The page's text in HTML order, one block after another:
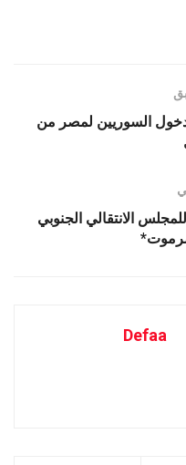
السوريين لمصر من
الانتقالي الجنوبي
Defaa